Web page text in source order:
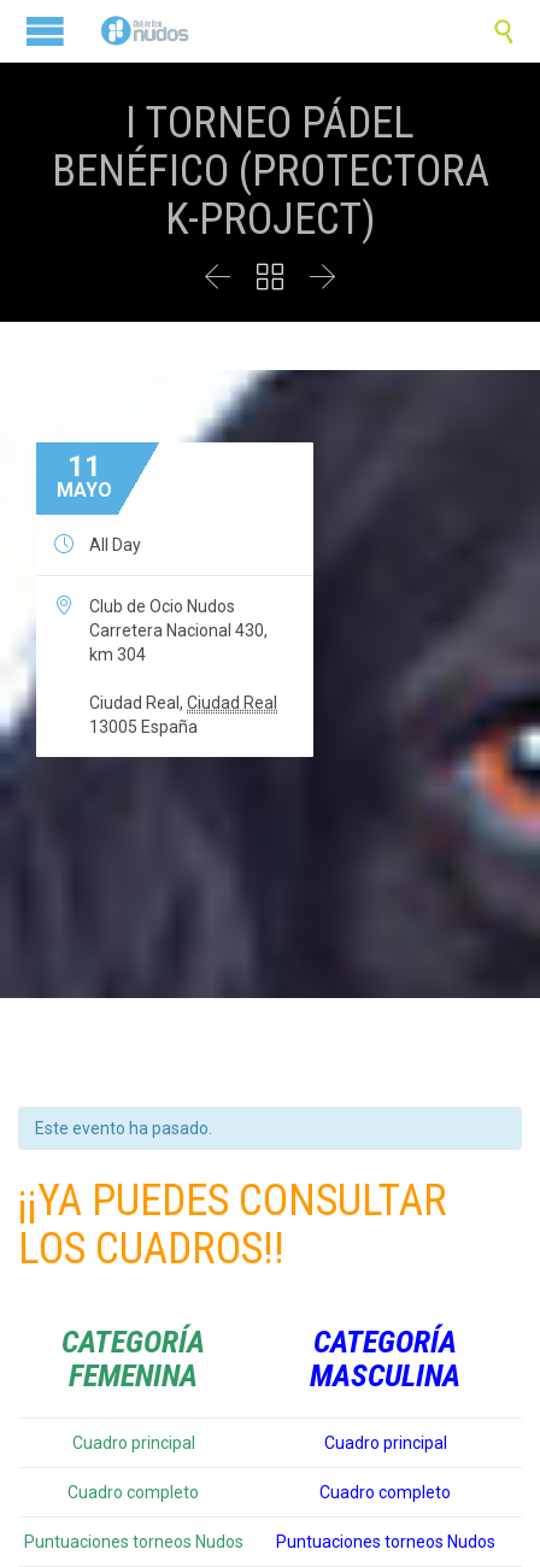

I TORNEO PÁDEL
BENÉFICO (PROTECTORA
K-PROJECT)
  
11
MAYO
 All Day

Club de Ocio Nudos
Carretera Nacional 430,
km 304
Ciudad Real , Ciudad Real
13005 España
Este evento ha pasado.
¡¡YA PUEDES CONSULTAR
LOS CUADROS!!
CATEGORÍA
FEMENINA
CATEGORÍA
MASCULINA
Cuadro principal Cuadro principal
Cuadro completo Cuadro completo
Puntuaciones torneos Nudos Puntuaciones torneos Nudos